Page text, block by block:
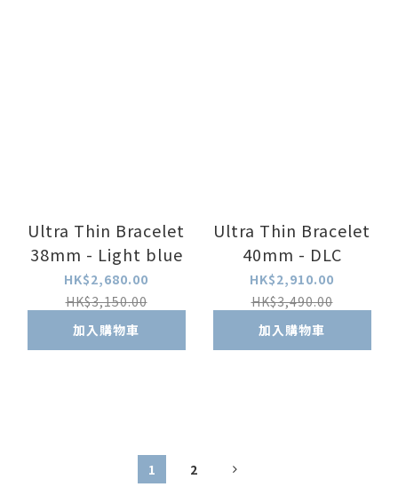
Ultra Thin Bracelet
38mm - Light blue
HK$2,680.00
HK$3,150.00
加入購物車
Ultra Thin Bracelet
40mm - DLC
HK$2,910.00
HK$3,490.00
加入購物車
1 2